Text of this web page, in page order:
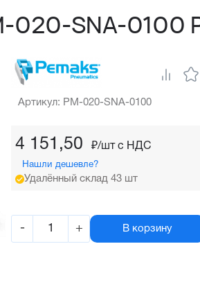
020-SNA-0100
Артикул: PM-020-SNA-0100
4 151,50 ₽/шт c НДС
Нашли дешевле?
Удалённый склад 43 шт
- + В корзину